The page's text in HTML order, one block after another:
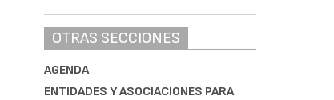
OTRAS SECCIONES
AGENDA
ENTIDADES Y ASOCIACIONES PARA